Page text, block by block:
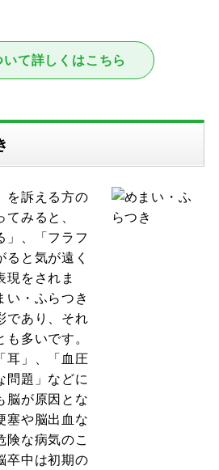
いて詳しくはこちら
を訴える方の
みると、
」、「フラフ
ると気が遠く
現をされま
い・ふらつき
であり、それ
多いです。
耳」、「血圧
問題」などに
脳が原因とな
塞や脳出血な
険な病気のこ
卒中は初期の